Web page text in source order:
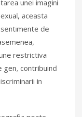
unei imagini
aceasta
de
restrictiva
gen, contribuind
in